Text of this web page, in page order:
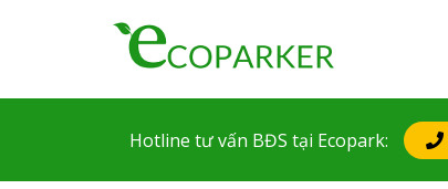
Hotline tư vấn BĐS tại Ecopark: